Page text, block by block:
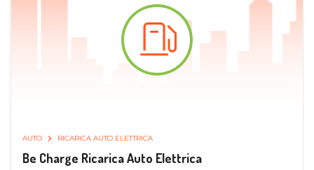
AUTO RICARICA AUTO ELETTRICA
Be Charge Ricarica Auto Elettrica